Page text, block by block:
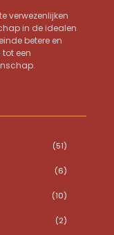
verwezenlijken
in de idealen
betere en
een
(51)
(6)
(10)
(2)